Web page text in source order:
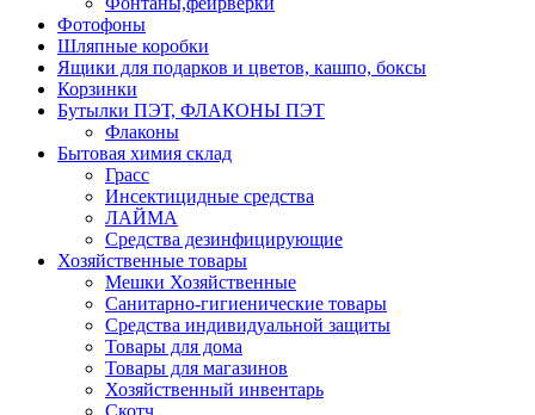
Фотофоны
Шляпные коробки
Ящики для подарков и цветов, кашпо, боксы
Корзинки
Бутылки ПЭТ, ФЛАКОНЫ ПЭТ
Флаконы
Бытовая химия склад
Грасс
Инсектицидные средства
ЛАЙМА
Средства дезинфицирующие
Хозяйственные товары
Мешки Хозяйственные
Санитарно-гигиенические товары
Средства индивидуальной защиты
Товары для дома
Товары для магазинов
Хозяйственный инвентарь
Скотч